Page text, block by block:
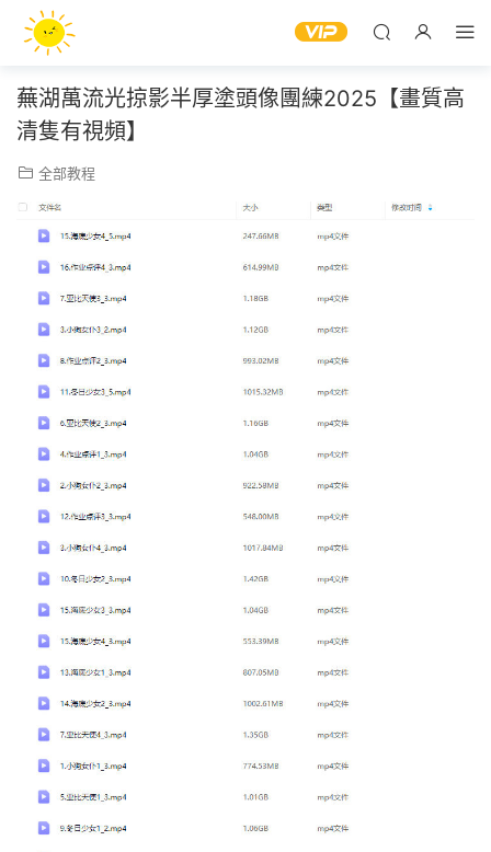
蕪湖萬流光掠影半厚塗頭像團練2025【畫質高
清隻有視頻】
全部教程